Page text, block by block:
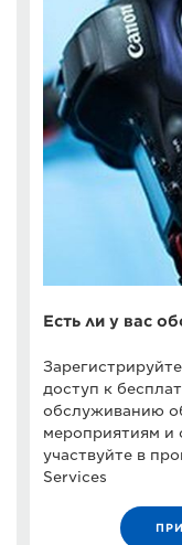
Есть ли у вас
доступ к
обслуживанию
мероприятиям
участвуйте в
Services